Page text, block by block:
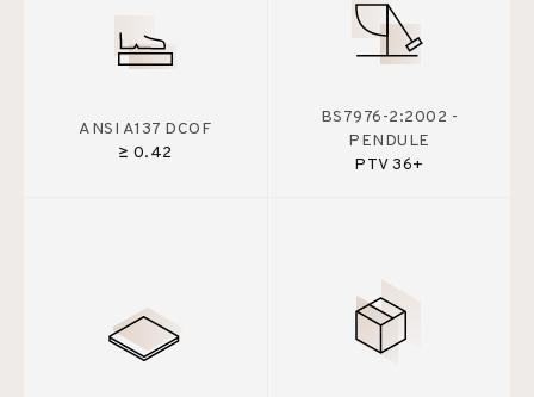
ANSI A137 DCOF
≥ 0.42
BS7976-2:2002 -
PENDULE
PTV 36+